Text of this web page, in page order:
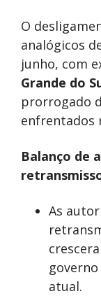
O
analógicos
junho, com
Grande do
prorrogado
enfrentados
Balanço de
As
atual.